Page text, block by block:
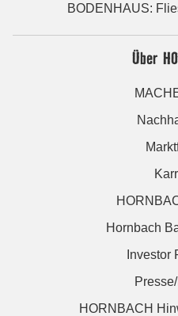
BODENHAUS:
Über
Hornbach
Investor
HORNBACH